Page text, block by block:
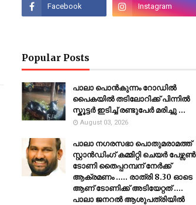
Popular Posts
പാലാ പൊൻകുന്നം റോഡിൽ
പൈകയിൽ തടിലോറിക്ക് പിന്നിൽ
സ്കൂട്ടർ ഇടിച്ച് രണ്ടുപേർ മരിച്ചു ...
August 03, 2026
പാലാ നഗരസഭാ പൊതുമരാമത്ത്
സ്റ്റാൻഡിംഗ് കമ്മിറ്റി ചെയർ പേഴ്സൺ
ടോണി തൈപ്പറമ്പന് നേർക്ക്
ആക്രമണം ..... രാത്രി 8.30 ഓടെ
ആണ് ടോണിക്ക് അടിയേറ്റത് ....
പാലാ ജനറൽ ആശുപത്രിയിൽ